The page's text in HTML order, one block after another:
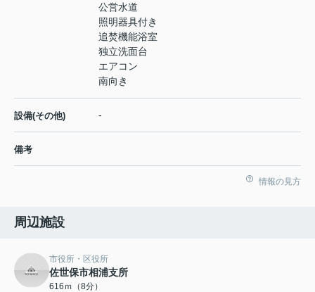
公営水道
照明器具付き
追焚機能浴室
独立洗面台
エアコン
南向き
設備(その他) -
備考
情報の見方
周辺施設
市役所・区役所
佐世保市相浦支所
616ｍ（8分）